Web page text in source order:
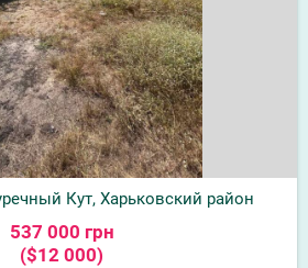
Кут, Харьковский район
537 000 грн
($12 000)